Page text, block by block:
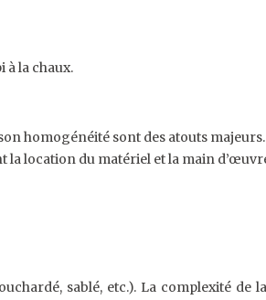
à la chaux.
homogénéité sont des atouts
la location du matériel et la main
sablé, etc.). La complexité de